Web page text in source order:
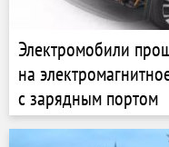
Электромобили
на
с зарядным портом